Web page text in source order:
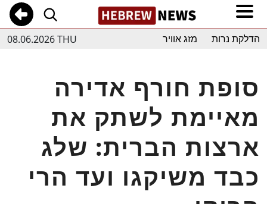
08.06.2026 THU הדלקת נרות מזג אוויר
סופת חורף אדירה
מאיימת לשתק את
ארצות הברית: שלג
כבד משיקגו ועד הרי